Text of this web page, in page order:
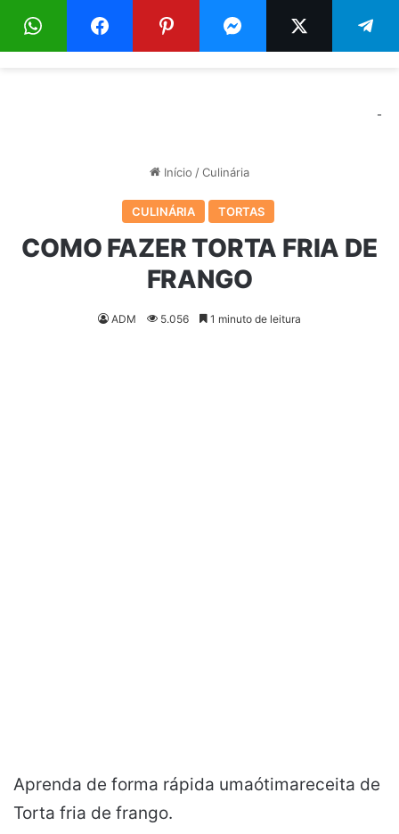
Menu
-
Início /Culinária
CULINÁRIA TORTAS
COMO FAZER TORTA FRIA DE
FRANGO
ADM 5.056 1 minuto de leitura
Aprenda de forma rápida umaótimareceita de
Torta fria de frango.